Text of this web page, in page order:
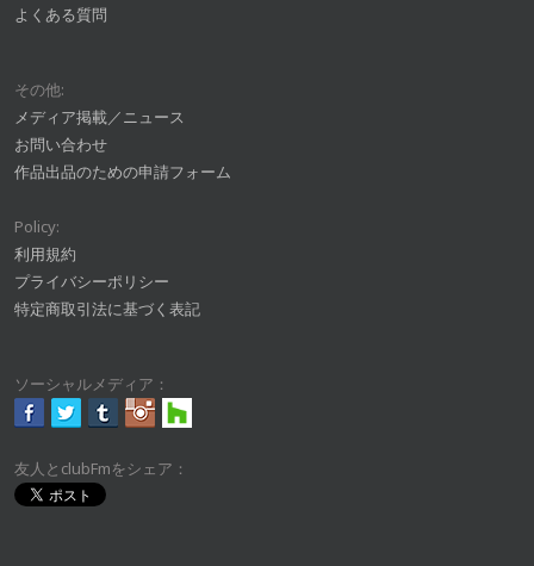
よくある質問
その他:
メディア掲載／ニュース
お問い合わせ
作品出品のための申請フォーム
Policy:
利用規約
プライバシーポリシー
特定商取引法に基づく表記
ソーシャルメディア：
友人とclubFmをシェア：